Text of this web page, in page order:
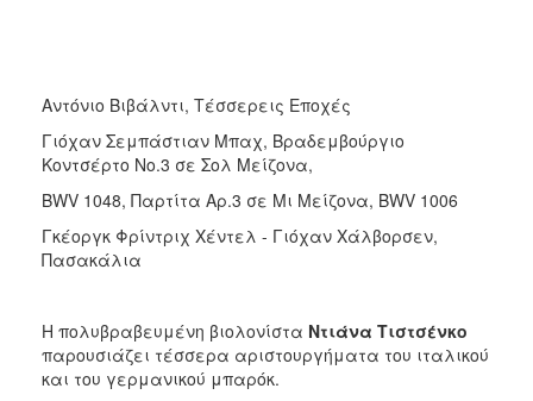
Αντόνιο Βιβάλντι, Τέσσερεις Εποχές
Γιόχαν Σεμπάστιαν Μπαχ, Βραδεμβούργιο
Κοντσέρτο Νο.3 σε Σολ Μείζονα,
BWV 1048, Παρτίτα Αρ.3 σε Μι Μείζονα, BWV 1006
Γκέοργκ Φρίντριχ Χέντελ - Γιόχαν Χάλβορσεν,
Πασακάλια
Η πολυβραβευμένη βιολονίστα Ντιάνα Τιστσένκο
παρουσιάζει τέσσερα αριστουργήματα του ιταλικού
και του γερμανικού μπαρόκ.